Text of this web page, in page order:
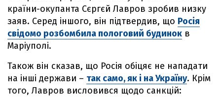
країни-окупанта Сєргєй Лавров зробив низку
заяв. Серед іншого, він підтвердив, що Росія
свідомо розбомбила пологовий будинок в
Маріуполі.
Також він сказав, що Росія обіцяє не нападати
на інші держави – так само, як і на Україну. Крім
того, Лавров висловився щодо санкцій: